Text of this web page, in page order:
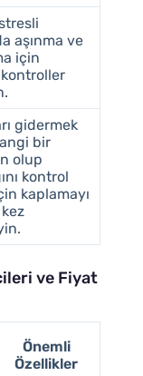
aşınma ve
için
gidermek
bir
olup
kontrol
kaplamayı
ve Fiyat
Önemli
Özellikler